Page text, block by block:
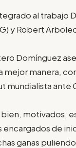
al trabajo
y Robert
Domínguez
mejor manera,
mundialista ante
motivados,
de
ganas